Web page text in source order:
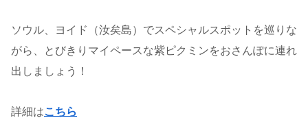
ソウル、ヨイド（汝矣島）でスペシャルスポットを巡りな
がら、とびきりマイペースな紫ピクミンをおさんぽに連れ
出しましょう！
詳細はこちら